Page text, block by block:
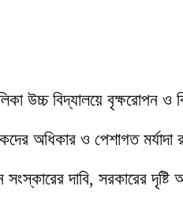
উচ্চ বিদ্যালয়ে বৃক্ষরোপন ও
অধিকার ও পেশাগত মর্যাদা
দাবি, সরকারের দৃষ্টি